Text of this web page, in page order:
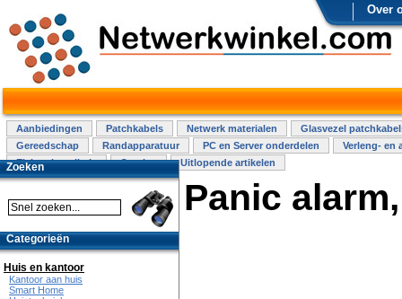
Over
Aanbiedingen Patchkabels Netwerk materialen
Glasvezel
Gereedschap
Randapparatuur PC en Server onderdelen
Verleng- en
Elektra installatie
Overige Uitlopende artikelen
Panic
Zoeken
Categorieën
Huis en kantoor
Kantoor aan huis
Smart Home